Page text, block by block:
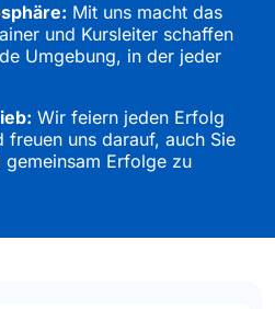
Mit uns macht das
und Kursleiter schaffen
Umgebung, in der jeder
Wir feiern jeden Erfolg
freuen uns darauf, auch Sie
Erfolge zu